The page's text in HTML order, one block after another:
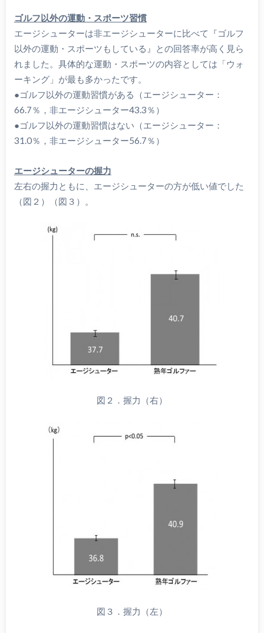
ゴルフ以外の運動・スポーツ習慣
エージシューターは非エージシューターに比べて『ゴルフ
以外の運動・スポーツもしている』との回答率が高く見ら
れました。具体的な運動・スポーツの内容としては「ウォ
ーキング」が最も多かったです。
●ゴルフ以外の運動習慣がある（エージシューター：
66.7％，非エージシューター43.3％）
●ゴルフ以外の運動習慣はない（エージシューター：
31.0％，非エージシューター56.7％）
エージシューターの握力
左右の握力ともに、エージシューターの方が低い値でした
（図２）（図３）。
図２．握力（右）
図３．握力（左）